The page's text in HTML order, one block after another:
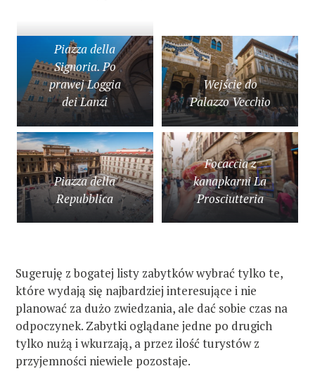
Piazza della
Signoria. Po
prawej Loggia
dei Lanzi
Piazza della
Repubblica
Wejście do
Palazzo Vecchio
Focaccia z
kanapkarni La
Prosciutteria
Sugeruję z bogatej listy zabytków wybrać tylko te,
które wydają się najbardziej interesujące i nie
planować za dużo zwiedzania, ale dać sobie czas na
odpoczynek. Zabytki oglądane jedne po drugich
tylko nużą i wkurzają, a przez ilość turystów z
przyjemności niewiele pozostaje.